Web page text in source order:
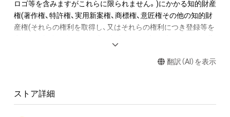
ロゴ等を含みますがこれらに限られません。)にかかる知的財産
権(著作権、特許権、実用新案権、商標権、意匠権その他の知的財
産権(それらの権利を取得し、又はそれらの権利につき登録等を
けている者によって保護されています。そのため、本アイテム
・本アイテムの著作権を有する方、著作隣接権の権利者またはそ
翻訳（AI）を表示
ストア詳細